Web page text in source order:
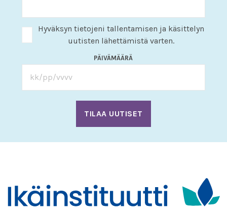
Hyväksyn tietojeni tallentamisen ja käsittelyn
uutisten lähettämistä varten.
PÄIVÄMÄÄRÄ